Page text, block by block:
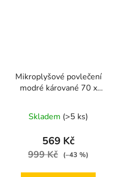
Mikroplyšové povlečení
modré kárované 70 x
Skladem (>5 ks)
569 Kč
999 Kč (–43 %)